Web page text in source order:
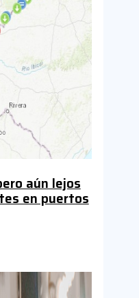
aún lejos
en puertos